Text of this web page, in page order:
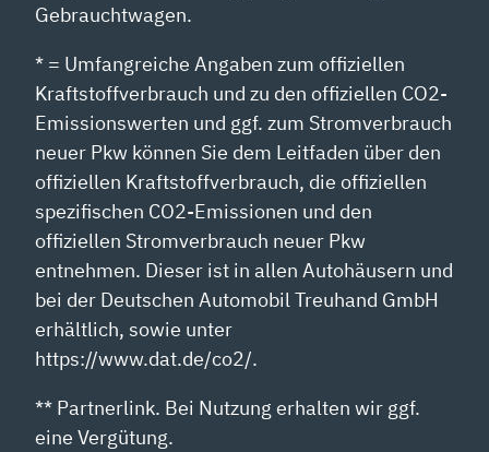
Gebrauchtwagen.
* = Umfangreiche Angaben zum offiziellen
Kraftstoffverbrauch und zu den offiziellen CO2-
Emissionswerten und ggf. zum Stromverbrauch
neuer Pkw können Sie dem Leitfaden über den
offiziellen Kraftstoffverbrauch, die offiziellen
spezifischen CO2-Emissionen und den
offiziellen Stromverbrauch neuer Pkw
entnehmen. Dieser ist in allen Autohäusern und
bei der Deutschen Automobil Treuhand GmbH
erhältlich, sowie unter
https://www.dat.de/co2/.
** Partnerlink. Bei Nutzung erhalten wir ggf.
eine Vergütung.